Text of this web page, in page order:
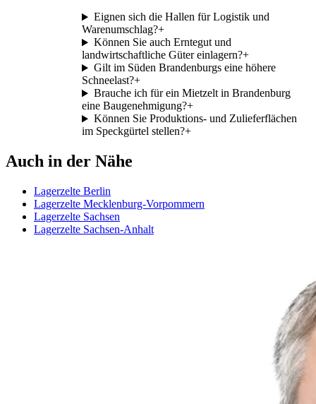
Eignen sich die Hallen für Logistik und
Warenumschlag?+
Können Sie auch Erntegut und
landwirtschaftliche Güter einlagern?+
Gilt im Süden Brandenburgs eine höhere
Schneelast?+
Brauche ich für ein Mietzelt in Brandenburg
eine Baugenehmigung?+
Können Sie Produktions- und Zulieferflächen
im Speckgürtel stellen?+
Auch in der Nähe
Lagerzelte Berlin
Lagerzelte Mecklenburg-Vorpommern
Lagerzelte Sachsen
Lagerzelte Sachsen-Anhalt